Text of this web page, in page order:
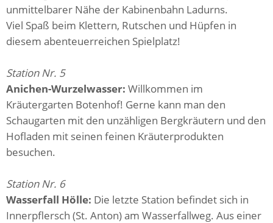
unmittelbarer Nähe der Kabinenbahn Ladurns.
Viel Spaß beim Klettern, Rutschen und Hüpfen in
diesem abenteuerreichen Spielplatz!
Station Nr. 5
Anichen-Wurzelwasser: Willkommen im
Kräutergarten Botenhof! Gerne kann man den
Schaugarten mit den unzähligen Bergkräutern und den
Hofladen mit seinen feinen Kräuterprodukten
besuchen.
Station Nr. 6
Wasserfall Hölle: Die letzte Station befindet sich in
Innerpflersch (St. Anton) am Wasserfallweg. Aus einer